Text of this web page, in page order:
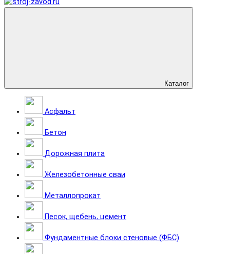
Каталог
Асфальт
Бетон
Дорожная плита
Железобетонные сваи
Металлопрокат
Песок, щебень, цемент
Фундаментные блоки стеновые (ФБС)